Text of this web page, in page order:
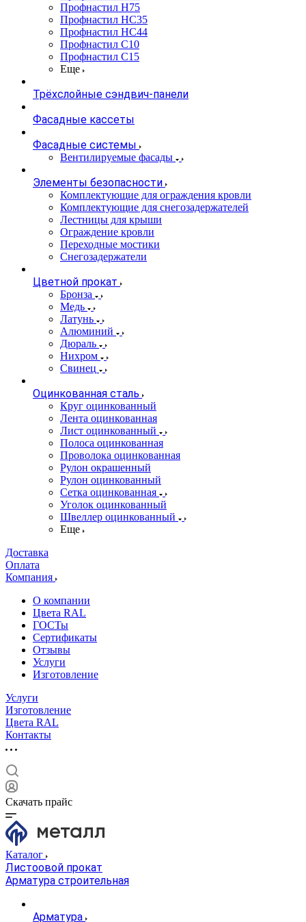
Профнастил Н75
Профнастил НС35
Профнастил НС44
Профнастил С10
Профнастил С15
Еще
Трёхслойные сэндвич-панели
Фасадные кассеты
Фасадные системы
Вентилируемые фасады
Элементы безопасности
Комплектующие для ограждения кровли
Комплектующие для снегозадержателей
Лестницы для крыши
Ограждение кровли
Переходные мостики
Снегозадержатели
Цветной прокат
Бронза
Медь
Латунь
Алюминий
Дюраль
Нихром
Свинец
Оцинкованная сталь
Круг оцинкованный
Лента оцинкованная
Лист оцинкованный
Полоса оцинкованная
Проволока оцинкованная
Рулон окрашенный
Рулон оцинкованный
Сетка оцинкованная
Уголок оцинкованный
Швеллер оцинкованный
Еще
Доставка
Оплата
Компания
О компании
Цвета RAL
ГОСТы
Сертификаты
Отзывы
Услуги
Изготовление
Услуги
Изготовление
Цвета RAL
Контакты
Скачать прайс
Каталог
Листоовой прокат
Арматура строительная
Арматура